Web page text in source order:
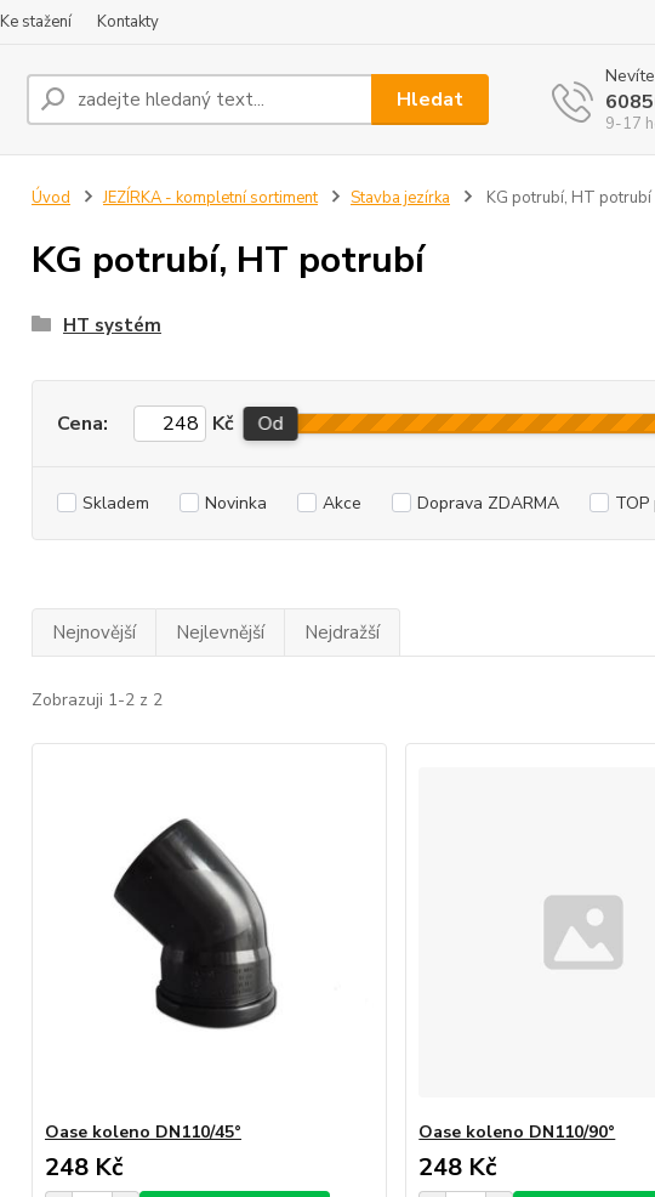
Ke stažení Kontakty
Hledat
9-17
Úvod JEZÍRKA - kompletní sortiment Stavba jezírka KG potrubí, HT potrubí
KG potrubí, HT potrubí
HT systém
Cena: Kč Od
Skladem Novinka Akce Doprava ZDARMA
Nejnovější Nejlevnější Nejdražší
Zobrazuji 1-2 z 2
Oase koleno DN110/45°
248 Kč
Oase koleno DN110/90°
248 Kč